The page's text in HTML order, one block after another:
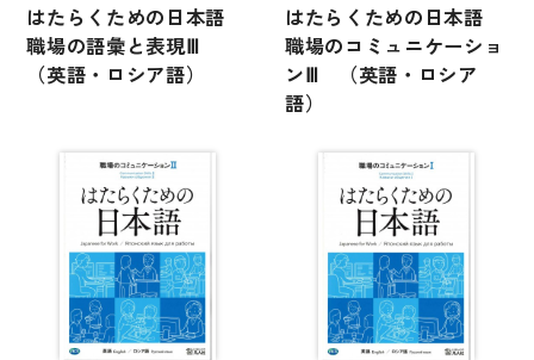
日本語教授法
教室活動参考書
音声・音韻
語彙・意味
文章・談話・表現
はたらくための日本語
職場の語彙と表現Ⅲ
（英語・ロシア語）
はたらくための日本語
職場のコミュニケーショ
ンⅢ （英語・ロシア
語）